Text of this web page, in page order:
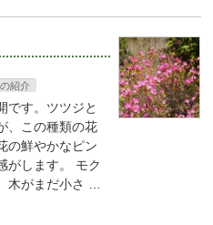
紹介
です。ツツジと
、この種類の花
の鮮やかなピン
がします。 モク
木がまだ小さ …